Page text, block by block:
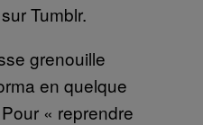
Tumblr.
grenouille
en quelque
« reprendre